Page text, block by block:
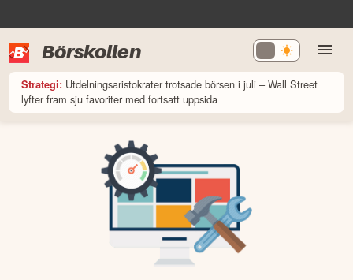
Börskollen
Strategi: Utdelningsaristokrater trotsade börsen i juli – Wall Street
lyfter fram sju favoriter med fortsatt uppsida